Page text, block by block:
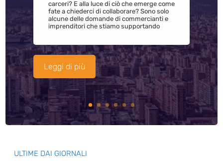
carceri? E alla luce di ciò che emerge come
fate a chiederci di collaborare? Sono solo
alcune delle domande di commercianti e
imprenditori che stiamo supportando
Leggi di più
ULTIME DAI GIORNALI